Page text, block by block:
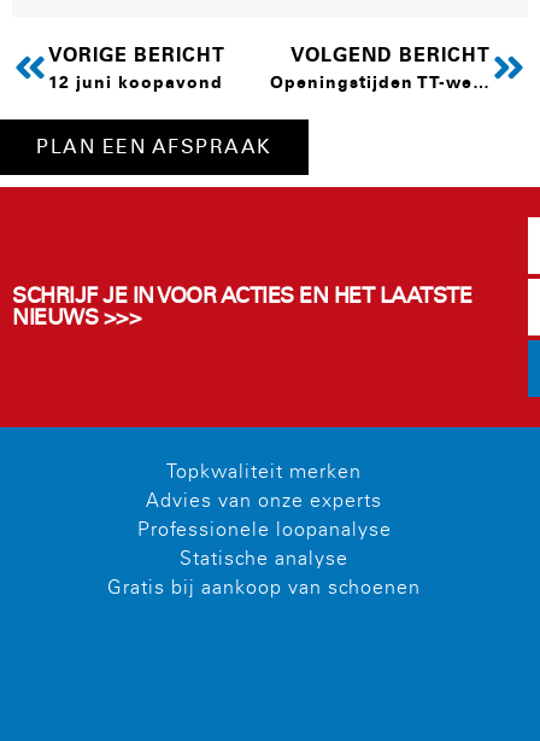
VORIGE BERICHT
12 juni koopavond
VOLGEND BERICHT
Openingstijden TT-week
PLAN EEN AFSPRAAK
SCHRIJF JE IN VOOR ACTIES EN HET LAATSTE
NIEUWS >>>
Topkwaliteit merken
Advies van onze experts
Professionele loopanalyse
Statische analyse
Gratis bij aankoop van schoenen